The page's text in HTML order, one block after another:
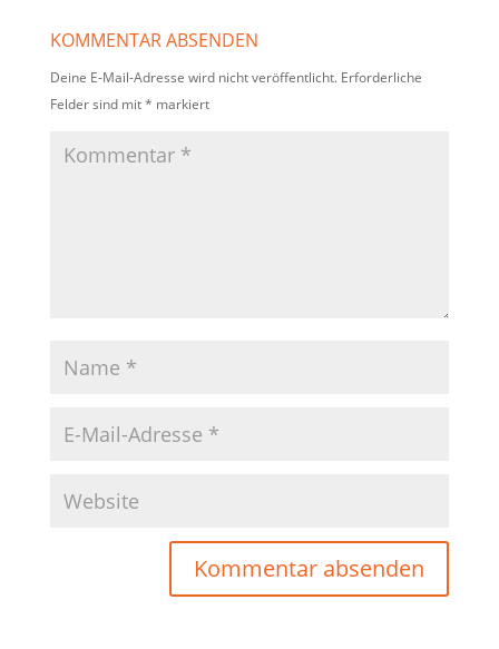
KOMMENTAR ABSENDEN
Deine E-Mail-Adresse wird nicht veröffentlicht. Erforderliche
Felder sind mit* markiert